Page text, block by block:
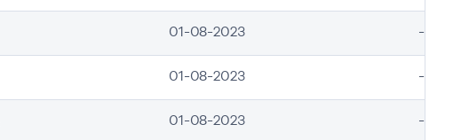
01-08-2023 -
01-08-2023 -
01-08-2023 -